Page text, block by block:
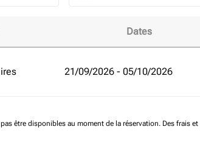
Dates
21/09/2026 - 05/10/2026
être disponibles au moment de la réservation. Des frais